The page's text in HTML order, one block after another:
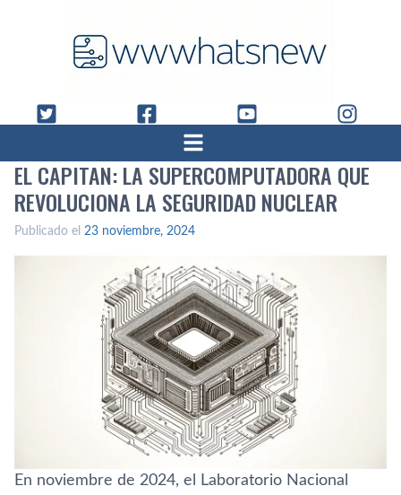
EL CAPITAN: LA SUPERCOMPUTADORA QUE
REVOLUCIONA LA SEGURIDAD NUCLEAR
Publicado el 23 noviembre, 2024
En noviembre de 2024, el Laboratorio Nacional